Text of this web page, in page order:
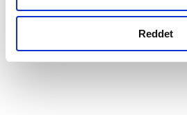
Metnimizi ziyaret edebilirsiniz.
okumak ve sitemizi ziyaretiniz
Reddet